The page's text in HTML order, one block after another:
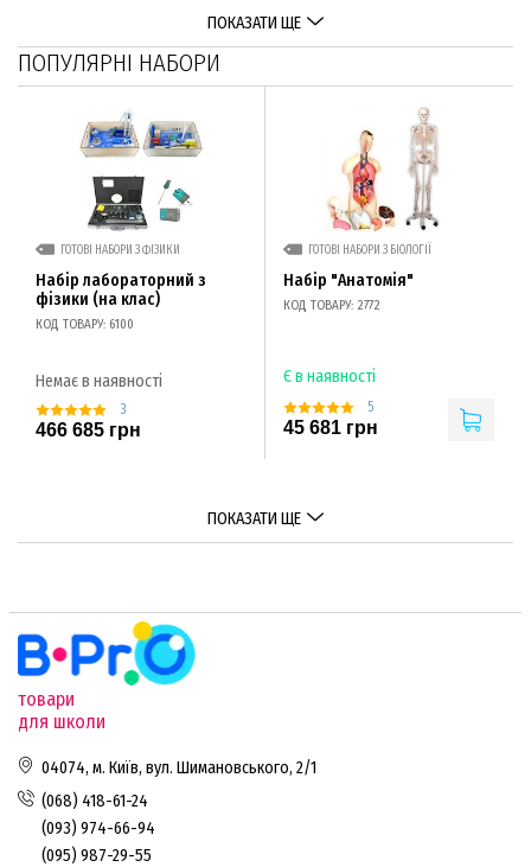
ПОКАЗАТИ ЩЕ
ПОПУЛЯРНІ НАБОРИ
ГОТОВІ НАБОРИ З ФІЗИКИ
Набір лабораторний з
фізики (на клас)
КОД ТОВАРУ: 6100
Немає в наявності
3
466 685 грн
ГОТОВІ НАБОРИ З БІОЛОГІЇ
Набір "Анатомія"
КОД ТОВАРУ: 2772
Є в наявності
5
45 681 грн
ПОКАЗАТИ ЩЕ
товари
для школи
04074, м. Київ, вул. Шимановського, 2/1
(068) 418-61-24
(093) 974-66-94
(095) 987-29-55